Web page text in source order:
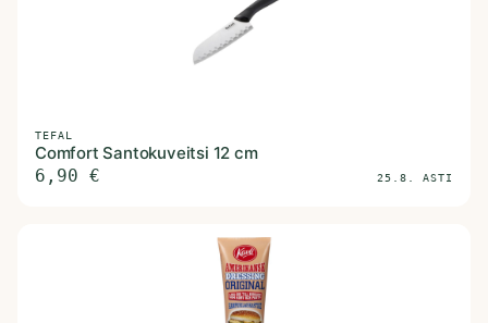
TEFAL
Comfort Santokuveitsi 12 cm
6,90 € 25.8. ASTI